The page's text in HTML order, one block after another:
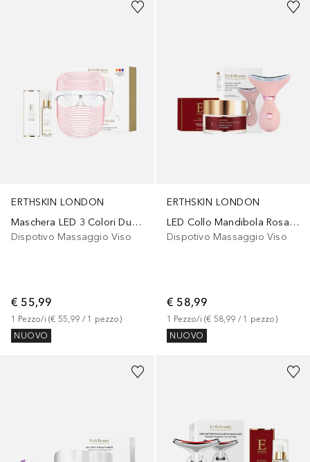
ERTHSKIN LONDON
Maschera LED 3 Colori Duo Acido Ialuronico Collagene
Dispotivo Massaggio Viso
€ 55,99
1 Pezzo/i (€ 55,99 / 1 pezzo)
NUOVO
ERTHSKIN LONDON
LED Collo Mandibola Rosa Duo Retinolo
Dispotivo Massaggio Viso
€ 58,99
1 Pezzo/i (€ 58,99 / 1 pezzo)
NUOVO